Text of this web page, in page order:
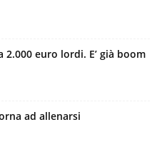
2.000 euro lordi. E’ già boom
ad allenarsi